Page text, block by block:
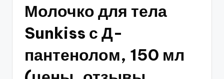
Молочко для тела
Sunkiss с Д-
пантенолом, 150 мл